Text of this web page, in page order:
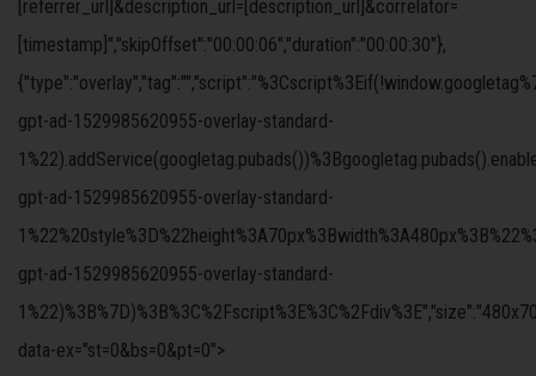
[referrer_url]&description_url=[description_url]&correlator=
[timestamp]","skipOffset":"00:00:06","duration":"00:00:30"},
gpt-ad-1529985620955-overlay-standard-
gpt-ad-1529985620955-overlay-standard-
gpt-ad-1529985620955-overlay-standard-
data-ex="st=0&bs=0&pt=0">